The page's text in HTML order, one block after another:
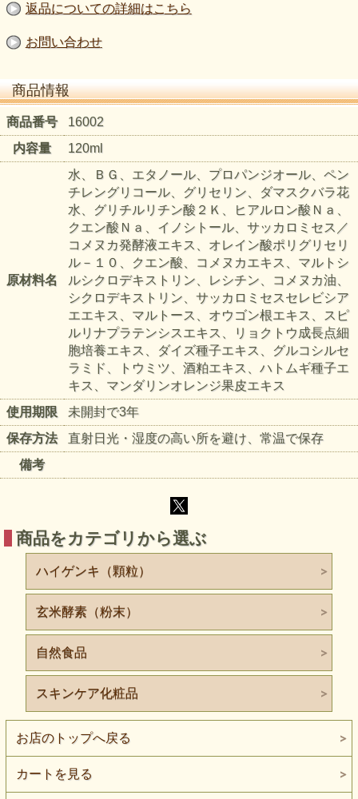
返品についての詳細はこちら
お問い合わせ
商品情報
商品番号
16002
内容量
120ml
原材料名
水、ＢＧ、エタノール、プロパンジオール、ペン
チレングリコール、グリセリン、ダマスクバラ花
水、グリチルリチン酸２Ｋ、ヒアルロン酸Ｎａ、
クエン酸Ｎａ、イノシトール、サッカロミセス／
コメヌカ発酵液エキス、オレイン酸ポリグリセリ
ル－１０、クエン酸、コメヌカエキス、マルトシ
ルシクロデキストリン、レシチン、コメヌカ油、
シクロデキストリン、サッカロミセスセレビシア
エエキス、マルトース、オウゴン根エキス、スピ
ルリナプラテンシスエキス、リョクトウ成長点細
胞培養エキス、ダイズ種子エキス、グルコシルセ
ラミド、トウミツ、酒粕エキス、ハトムギ種子エ
キス、マンダリンオレンジ果皮エキス
使用期限
未開封で3年
保存方法
直射日光・湿度の高い所を避け、常温で保存
備考
商品をカテゴリから選ぶ
ハイゲンキ（顆粒）
玄米酵素（粉末）
自然食品
スキンケア化粧品
お店のトップへ戻る
カートを見る